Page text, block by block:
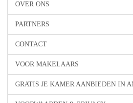
OVER ONS
PARTNERS
CONTACT
VOOR MAKELAARS
GRATIS JE KAMER AANBIEDEN IN